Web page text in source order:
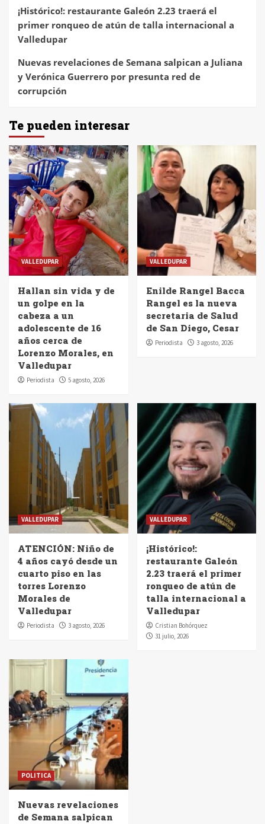
¡Histórico!: restaurante Galeón 2.23 traerá el
primer ronqueo de atún de talla internacional a
Valledupar
Nuevas revelaciones de Semana salpican a Juliana
y Verónica Guerrero por presunta red de
corrupción
Te pueden interesar
VALLEDUPAR
Hallan sin vida y de
un golpe en la
cabeza a un
adolescente de 16
años cerca de
Lorenzo Morales, en
Valledupar
Periodista 5 agosto, 2026
VALLEDUPAR
Enilde Rangel Bacca
Rangel es la nueva
secretaria de Salud
de San Diego, Cesar
Periodista 3 agosto, 2026
VALLEDUPAR
ATENCIÓN: Niño de
4 años cayó desde un
cuarto piso en las
torres Lorenzo
Morales de
Valledupar
Periodista 3 agosto, 2026
VALLEDUPAR
¡Histórico!:
restaurante Galeón
2.23 traerá el primer
ronqueo de atún de
talla internacional a
Valledupar
Cristian Bohórquez
31 julio, 2026
POLITICA
Nuevas revelaciones
de Semana salpican